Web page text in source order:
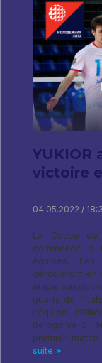
YUKIOR
victoire
04.05.2022 /
La Coupe
commencé à
équipes.
dérouleront en
étape
quarts de
l'équipe
Belogorye-2.
premier
suite »